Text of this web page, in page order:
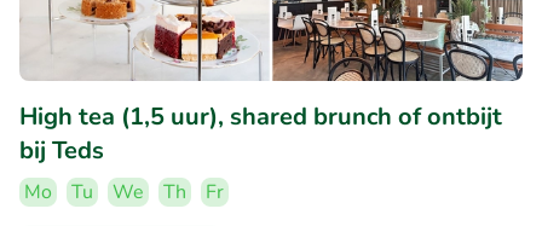
High tea (1,5 uur), shared brunch of ontbijt
bij Teds
Mo Tu We Th
Fr